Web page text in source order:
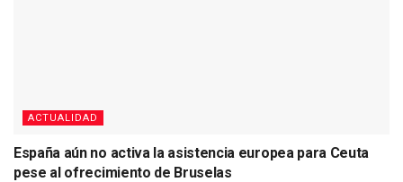
ACTUALIDAD
España aún no activa la asistencia europea para Ceuta
pese al ofrecimiento de Bruselas